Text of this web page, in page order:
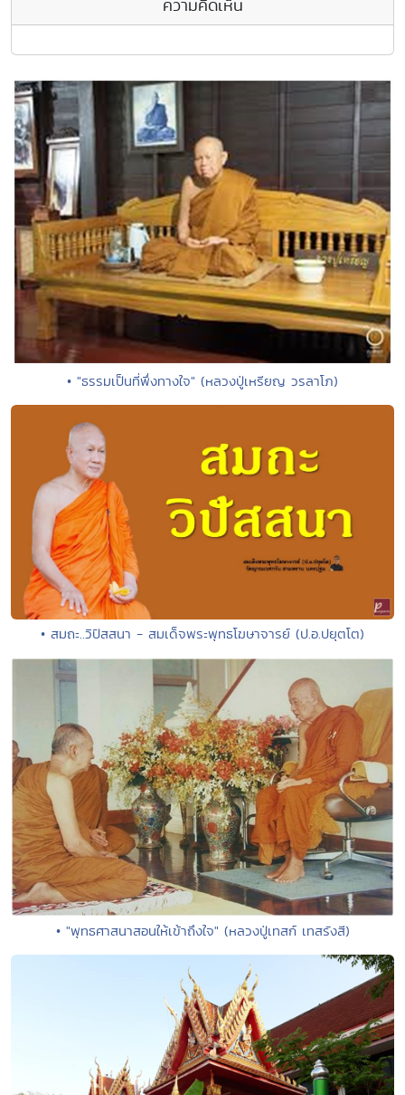
ความคิดเห็น
• "ธรรมเป็นที่พึ่งทางใจ" (หลวงปู่เหรียญ วรลาโภ)
• สมถะ..วิปัสสนา - สมเด็จพระพุทธโฆษาจารย์ (ป.อ.ปยุตโต)
• "พุทธศาสนาสอนให้เข้าถึงใจ" (หลวงปู่เทสก์ เทสรังสี)